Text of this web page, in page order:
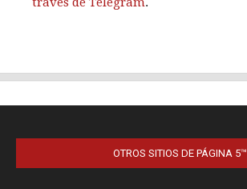
OTROS SITIOS DE PÁGINA 5™